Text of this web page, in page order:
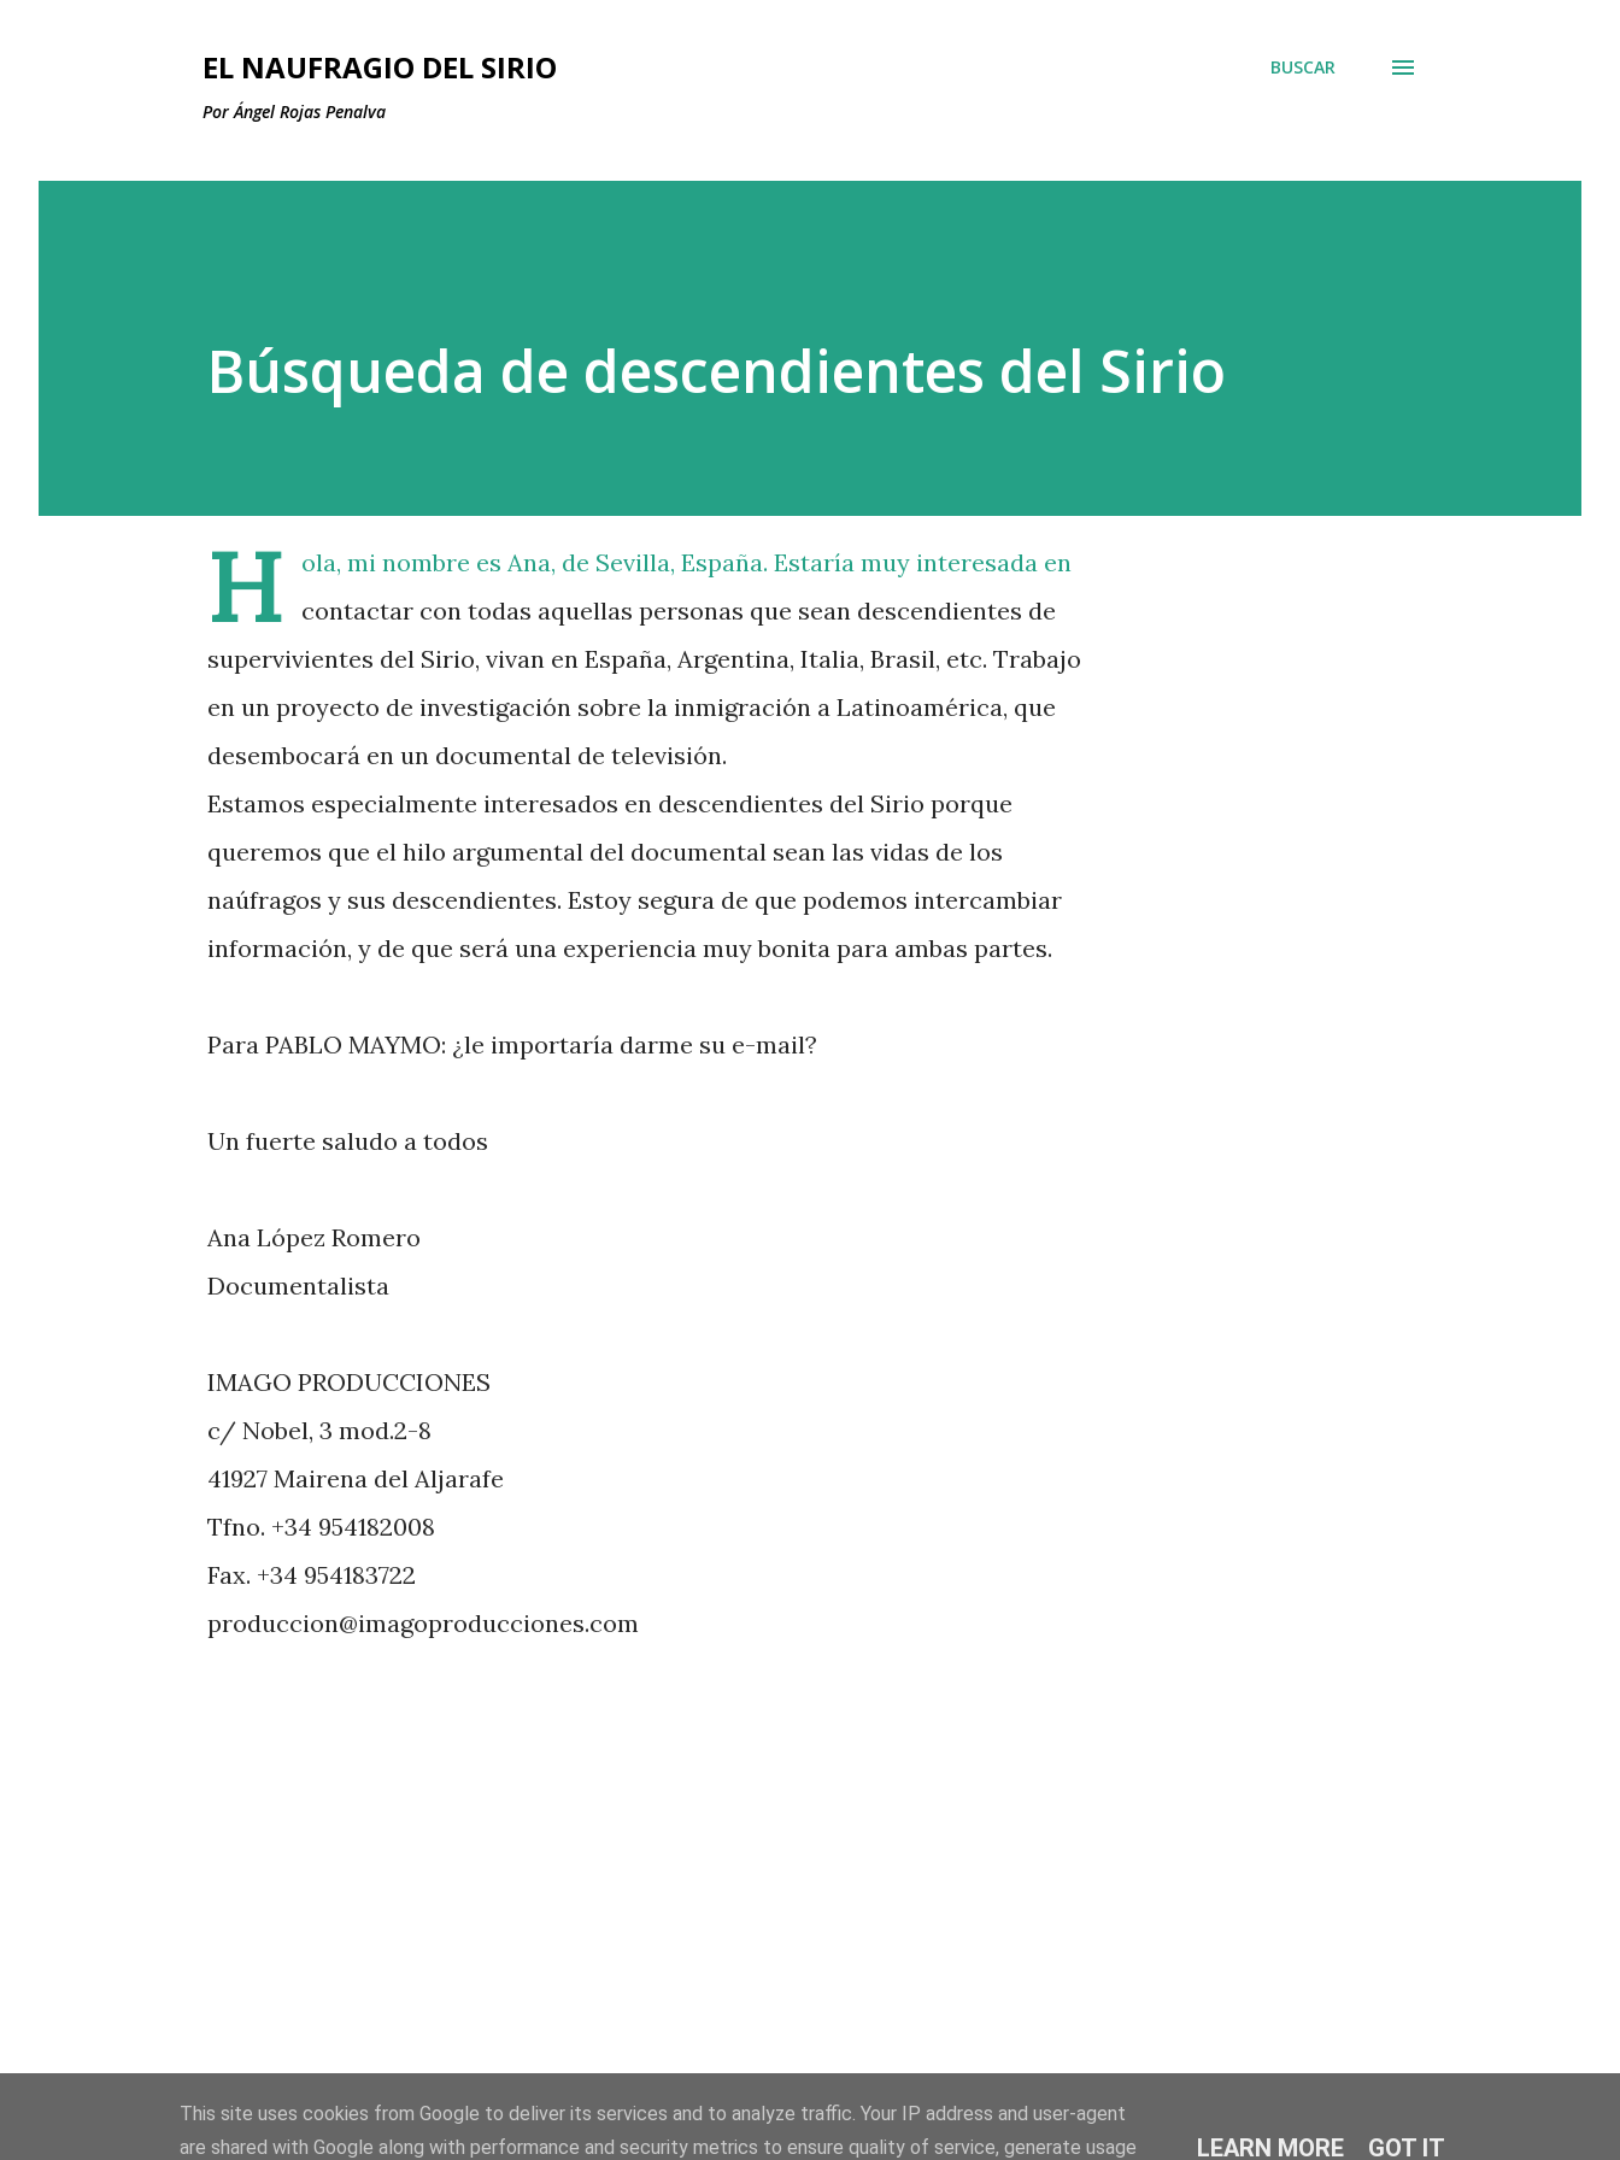
EL NAUFRAGIO DEL SIRIO
Por Ángel Rojas Penalva
BUSCAR
Búsqueda de descendientes del Sirio
H
ola, mi nombre es Ana, de Sevilla, España. Estaría muy interesada en
contactar con todas aquellas personas que sean descendientes de
supervivientes del Sirio, vivan en España, Argentina, Italia, Brasil, etc. Trabajo
en un proyecto de investigación sobre la inmigración a Latinoamérica, que
desembocará en un documental de televisión.
Estamos especialmente interesados en descendientes del Sirio porque
queremos que el hilo argumental del documental sean las vidas de los
naúfragos y sus descendientes. Estoy segura de que podemos intercambiar
información, y de que será una experiencia muy bonita para ambas partes.
Para PABLO MAYMO: ¿le importaría darme su e-mail?
Un fuerte saludo a todos
Ana López Romero
Documentalista
IMAGO PRODUCCIONES
c/ Nobel, 3 mod.2-8
41927 Mairena del Aljarafe
Tfno. +34 954182008
Fax. +34 954183722
produccion@imagoproducciones.com
This site uses cookies from Google to deliver its services and to analyze traffic. Your IP address and user-agent
are shared with Google along with performance and security metrics to ensure quality of service, generate usage
LEARN MORE GOT IT